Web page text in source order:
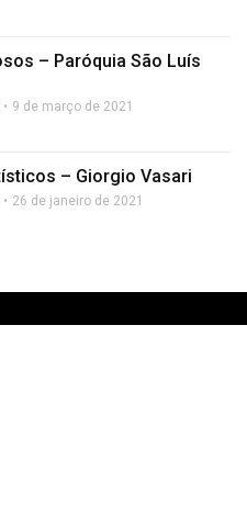
– Paróquia São Luís
9 de março de 2021
– Giorgio Vasari
26 de janeiro de 2021